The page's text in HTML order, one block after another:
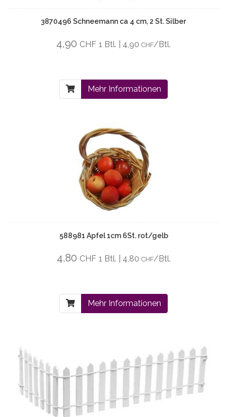
3870496 Schneemann ca 4 cm, 2 St. Silber
4,90 CHF 1 Btl. | 4,90 CHF/Btl.
Mehr Informationen
588981 Apfel 1cm 6St. rot/gelb
4,80 CHF 1 Btl. | 4,80 CHF/Btl.
Mehr Informationen